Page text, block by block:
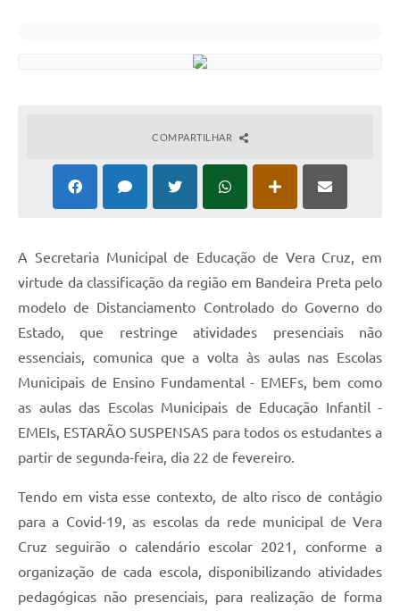
COMPARTILHAR
A Secretaria Municipal de Educação de Vera Cruz, em
virtude da classificação da região em Bandeira Preta pelo
modelo de Distanciamento Controlado do Governo do
Estado, que restringe atividades presenciais não
essenciais, comunica que a volta às aulas nas Escolas
Municipais de Ensino Fundamental - EMEFs, bem como
as aulas das Escolas Municipais de Educação Infantil -
EMEIs, ESTARÃO SUSPENSAS para todos os estudantes a
partir de segunda-feira, dia 22 de fevereiro.
Tendo em vista esse contexto, de alto risco de contágio
para a Covid-19, as escolas da rede municipal de Vera
Cruz seguirão o calendário escolar 2021, conforme a
organização de cada escola, disponibilizando atividades
pedagógicas não presenciais, para realização de forma